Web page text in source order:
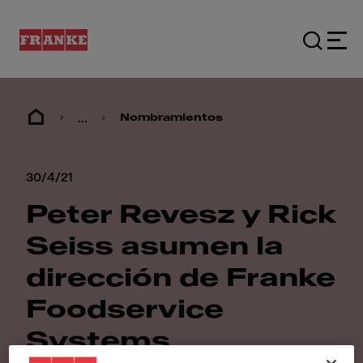
... Nombramientos
30/4/21
Peter Revesz y Rick
Seiss asumen la
dirección de Franke
Foodservice
Systems